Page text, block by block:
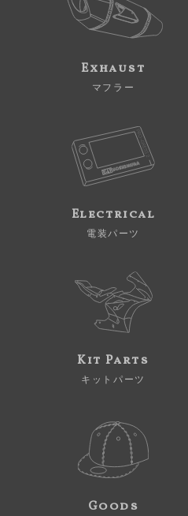
Exhaust
マフラー
Electrical
電装パーツ
Kit Parts
キットパーツ
Goods